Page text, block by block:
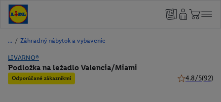
/ Záhradný nábytok a vybavenie
LIVARNO®
Podložka na ležadlo Valencia/Miami
Odporúčané zákazníkmi 4.8/5(92)